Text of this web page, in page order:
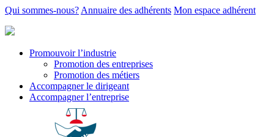
Qui sommes-nous? Annuaire des adhérents Mon espace adhérent
Promouvoir l’industrie
Promotion des entreprises
Promotion des métiers
Accompagner le dirigeant
Accompagner l’entreprise